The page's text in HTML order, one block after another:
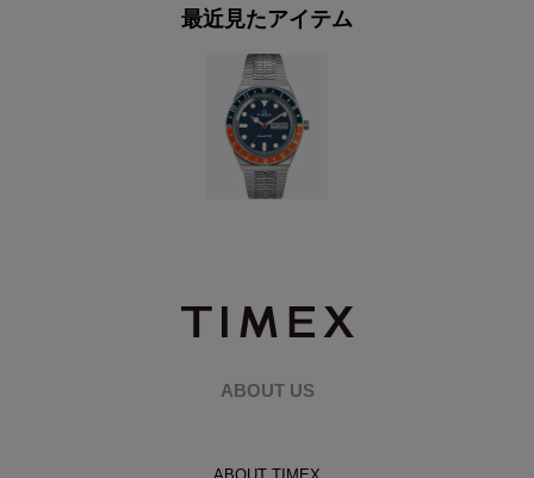
最近見たアイテム
ABOUT US